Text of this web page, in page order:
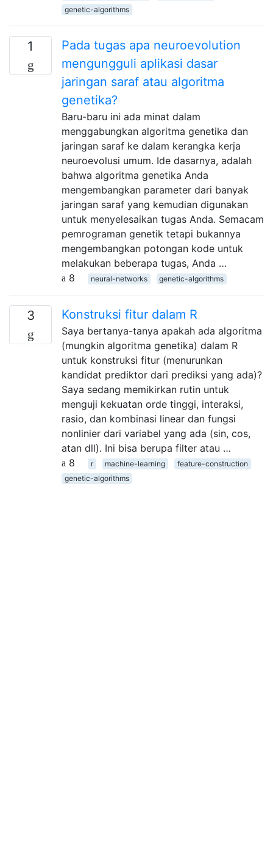
genetic-algorithms
1
Pada tugas apa neuroevolution
mengungguli aplikasi dasar
jaringan saraf atau algoritma
genetika?
Baru-baru ini ada minat dalam
menggabungkan algoritma genetika dan
jaringan saraf ke dalam kerangka kerja
neuroevolusi umum. Ide dasarnya, adalah
bahwa algoritma genetika Anda
mengembangkan parameter dari banyak
jaringan saraf yang kemudian digunakan
untuk menyelesaikan tugas Anda. Semacam
pemrograman genetik tetapi bukannya
mengembangkan potongan kode untuk
melakukan beberapa tugas, Anda …
8
neural-networks genetic-algorithms
3 Konstruksi fitur dalam R
Saya bertanya-tanya apakah ada algoritma
(mungkin algoritma genetika) dalam R
untuk konstruksi fitur (menurunkan
kandidat prediktor dari prediksi yang ada)?
Saya sedang memikirkan rutin untuk
menguji kekuatan orde tinggi, interaksi,
rasio, dan kombinasi linear dan fungsi
nonlinier dari variabel yang ada (sin, cos,
atan dll). Ini bisa berupa filter atau …
8
r machine-learning
feature-construction
genetic-algorithms